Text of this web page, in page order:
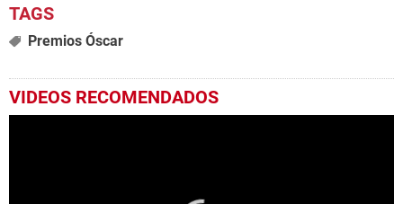
Premios Óscar
VIDEOS RECOMENDADOS